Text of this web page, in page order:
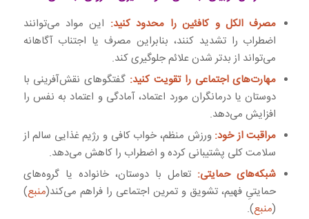
مصرف الکل و کافئین را محدود کنید: این مواد می‌توانند
اضطراب را تشدید کنند، بنابراین مصرف یا اجتناب آگاهانه
می‌تواند از بدتر شدن علائم جلوگیری کند.
مهارت‌های اجتماعی را تقویت کنید: گفتگوهای نقش‌آفرینی با
دوستان یا درمانگران مورد اعتماد، آمادگی و اعتماد به نفس را
افزایش می‌دهد.
مراقبت از خود: ورزش منظم، خواب کافی و رژیم غذایی سالم از
سلامت کلی پشتیبانی کرده و اضطراب را کاهش می‌دهد.
شبکه‌های حمایتی: تعامل با دوستان، خانواده یا گروه‌های
حمایتیِ فهیم، تشویق و تمرین اجتماعی را فراهم می‌کند(منبع)
(منبع).